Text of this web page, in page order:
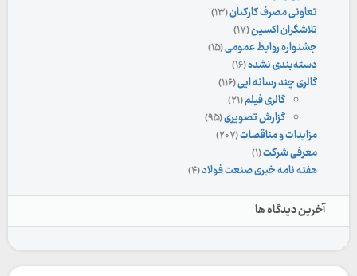
تعاونی مصرف کارکنان(۱۳)
تلاشگران اکسین(۱۷)
جشنواره روابط عمومی(۱۵)
دسته‌بندی نشده(۱۶)
گالری چند رسانه ایی(۱۱۶)
گالری فیلم(۲۱)
گزارش تصویری(۹۵)
مزایدات و مناقصات(۲۰۷)
معرفی شرکت(۱)
هفته نامه خبری صنعت فولاد(۴)
آخرین دیدگاه ها